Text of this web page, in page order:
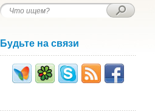
Будьте на связи